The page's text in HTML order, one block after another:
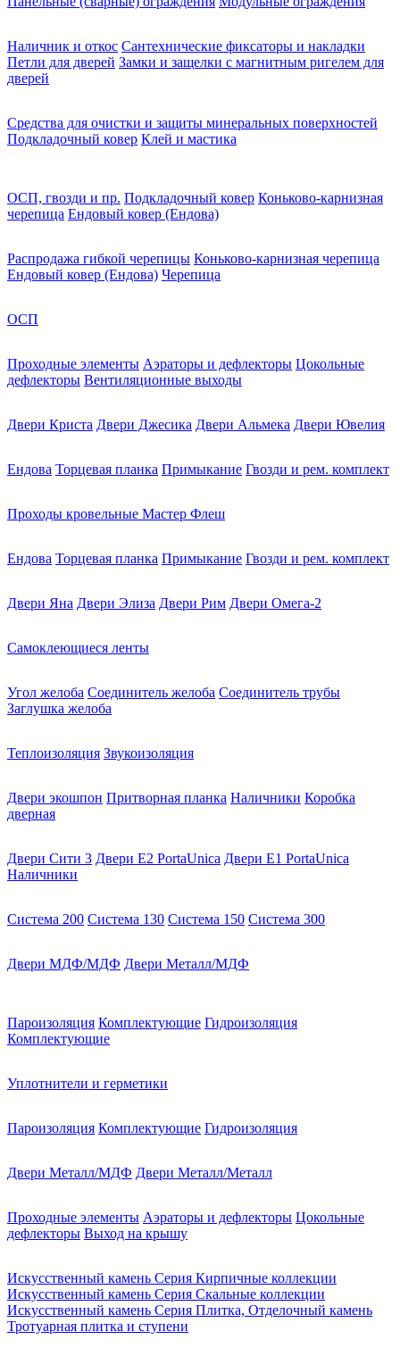
Наличник и откос Сантехнические фиксаторы и накладки
Петли для дверей Замки и защелки с магнитным ригелем для
дверей
Средства для очистки и защиты минеральных поверхностей
Подкладочный ковер Клей и мастика
ОСП, гвозди и пр. Подкладочный ковер Коньково-карнизная
черепица Ендовый ковер (Ендова)
Распродажа гибкой черепицы Коньково-карнизная черепица
Ендовый ковер (Ендова) Черепица
ОСП
Проходные элементы Аэраторы и дефлекторы Цокольные
дефлекторы Вентиляционные выходы
Двери Криста Двери Джесика Двери Альмека Двери Ювелия
Ендова Торцевая планка Примыкание Гвозди и рем. комплект
Проходы кровельные Мастер Флеш
Ендова Торцевая планка Примыкание Гвозди и рем. комплект
Двери Яна Двери Элиза Двери Рим Двери Омега-2
Самоклеющиеся ленты
Угол желоба Соединитель желоба Соединитель трубы
Заглушка желоба
Теплоизоляция Звукоизоляция
Двери экошпон Притворная планка Наличники Коробка
дверная
Двери Сити 3 Двери E2 PortaUnica Двери E1 PortaUnica
Наличники
Система 200 Система 130 Система 150 Система 300
Двери МДФ/МДФ Двери Металл/МДФ
Пароизоляция Комплектующие Гидроизоляция
Комплектующие
Уплотнители и герметики
Пароизоляция Комплектующие Гидроизоляция
Двери Металл/МДФ Двери Металл/Металл
Проходные элементы Аэраторы и дефлекторы Цокольные
дефлекторы Выход на крышу
Искусственный камень Серия Кирпичные коллекции
Искусственный камень Серия Скальные коллекции
Искусственный камень Серия Плитка, Отделочный камень
Тротуарная плитка и ступени